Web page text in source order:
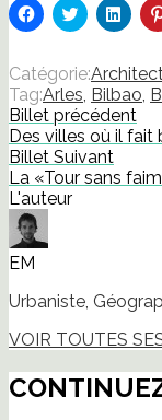
Cliquez
pour
Facebook(ouvre
dans
une
nouvelle
fenêtre)
Cliquez
pour
dans
une
nouvelle
fenêtre)
pour
dans
une
Catégorie:
Tag:Arles, Bilbao,
Billet précédent
Des villes où il fait
Billet Suivant
La «Tour sans
L'auteur
EM
Urbaniste,
VOIR TOUTES